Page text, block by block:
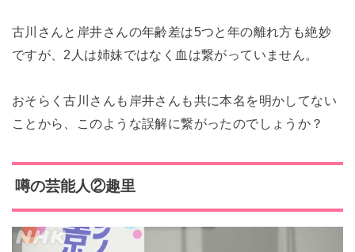
古川さんと岸井さんの年齢差は5つと年の離れ方も絶妙
ですが、2人は姉妹ではなく血は繋がっていません。
おそらく古川さんも岸井さんも共に本名を明かしてない
ことから、このような誤解に繋がったのでしょうか？
噂の芸能人②趣里